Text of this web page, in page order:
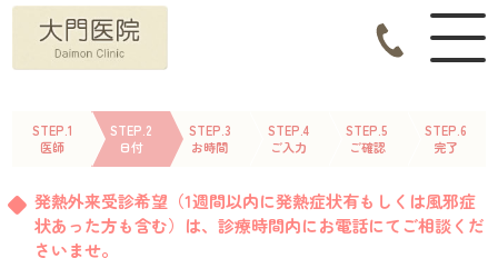
STEP.1
医師
STEP.2
日付
STEP.3
お時間
STEP.4
ご入力
STEP.5
ご確認
STEP.6
完了
発熱外来受診希望（1週間以内に発熱症状有もしくは風邪症
状あった方も含む）は、診療時間内にお電話にてご相談くだ
さいませ。